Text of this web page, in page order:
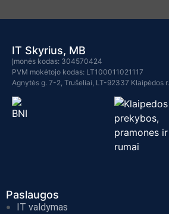
IT Skyrius, MB
Įmonės kodas: 304570424
PVM mokėtojo kodas: LT100011021117
Agnytės g. 7-2, Trušeliai, LT-92337 Klaipėdos r.
Paslaugos
IT valdymas